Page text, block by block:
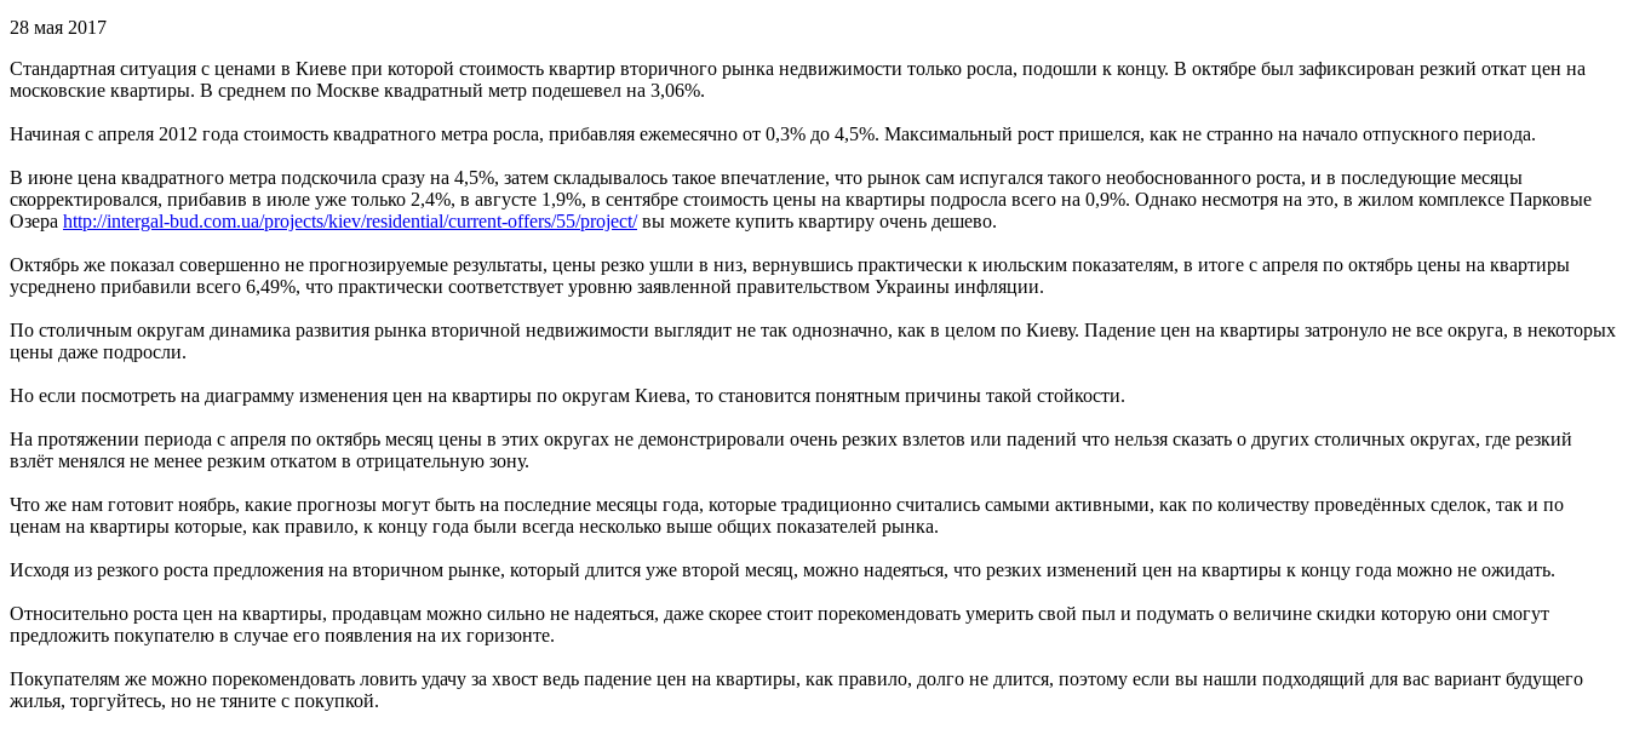
28 мая 2017
Стандартная ситуация с ценами в Киеве при которой стоимость квартир вторичного рынка недвижимости только росла, подошли к концу. В октябре был зафиксирован резкий откат цен на
московские квартиры. В среднем по Москве квадратный метр подешевел на 3,06%.
Начиная с апреля 2012 года стоимость квадратного метра росла, прибавляя ежемесячно от 0,3% до 4,5%. Максимальный рост пришелся, как не странно на начало отпускного периода.
В июне цена квадратного метра подскочила сразу на 4,5%, затем складывалось такое впечатление, что рынок сам испугался такого необоснованного роста, и в последующие месяцы
скорректировался, прибавив в июле уже только 2,4%, в августе 1,9%, в сентябре стоимость цены на квартиры подросла всего на 0,9%. Однако несмотря на это, в жилом комплексе Парковые
Озера http://intergal-bud.com.ua/projects/kiev/residential/current-offers/55/project/вы можете купить квартиру очень дешево.
Октябрь же показал совершенно не прогнозируемые результаты, цены резко ушли в низ, вернувшись практически к июльским показателям, в итоге с апреля по октябрь цены на квартиры
усреднено прибавили всего 6,49%, что практически соответствует уровню заявленной правительством Украины инфляции.
По столичным округам динамика развития рынка вторичной недвижимости выглядит не так однозначно, как в целом по Киеву. Падение цен на квартиры затронуло не все округа, в некоторых
цены даже подросли.
Но если посмотреть на диаграмму изменения цен на квартиры по округам Киева, то становится понятным причины такой стойкости.
На протяжении периода с апреля по октябрь месяц цены в этих округах не демонстрировали очень резких взлетов или падений что нельзя сказать о других столичных округах, где резкий
взлёт менялся не менее резким откатом в отрицательную зону.
Что же нам готовит ноябрь, какие прогнозы могут быть на последние месяцы года, которые традиционно считались самыми активными, как по количеству проведённых сделок, так и по
ценам на квартиры которые, как правило, к концу года были всегда несколько выше общих показателей рынка.
Исходя из резкого роста предложения на вторичном рынке, который длится уже второй месяц, можно надеяться, что резких изменений цен на квартиры к концу года можно не ожидать.
Относительно роста цен на квартиры, продавцам можно сильно не надеяться, даже скорее стоит порекомендовать умерить свой пыл и подумать о величине скидки которую они смогут
предложить покупателю в случае его появления на их горизонте.
Покупателям же можно порекомендовать ловить удачу за хвост ведь падение цен на квартиры, как правило, долго не длится, поэтому если вы нашли подходящий для вас вариант будущего
жилья, торгуйтесь, но не тяните с покупкой.